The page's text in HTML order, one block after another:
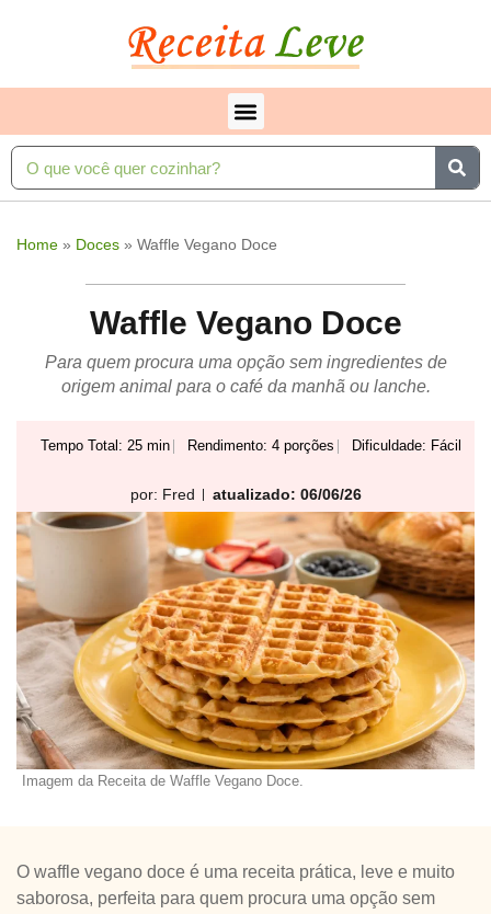
Home » Doces » Waffle Vegano Doce
Waffle Vegano Doce
Para quem procura uma opção sem ingredientes de
origem animal para o café da manhã ou lanche.
Tempo Total: 25 min Rendimento: 4 porções Dificuldade: Fácil
por: Fred atualizado: 06/06/26
Imagem da Receita de Waffle Vegano Doce.
O waffle vegano doce é uma receita prática, leve e muito
saborosa, perfeita para quem procura uma opção sem